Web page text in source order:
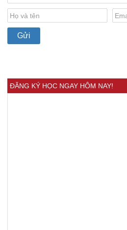
ĐĂNG KÝ HỌC NGAY HÔM NAY!